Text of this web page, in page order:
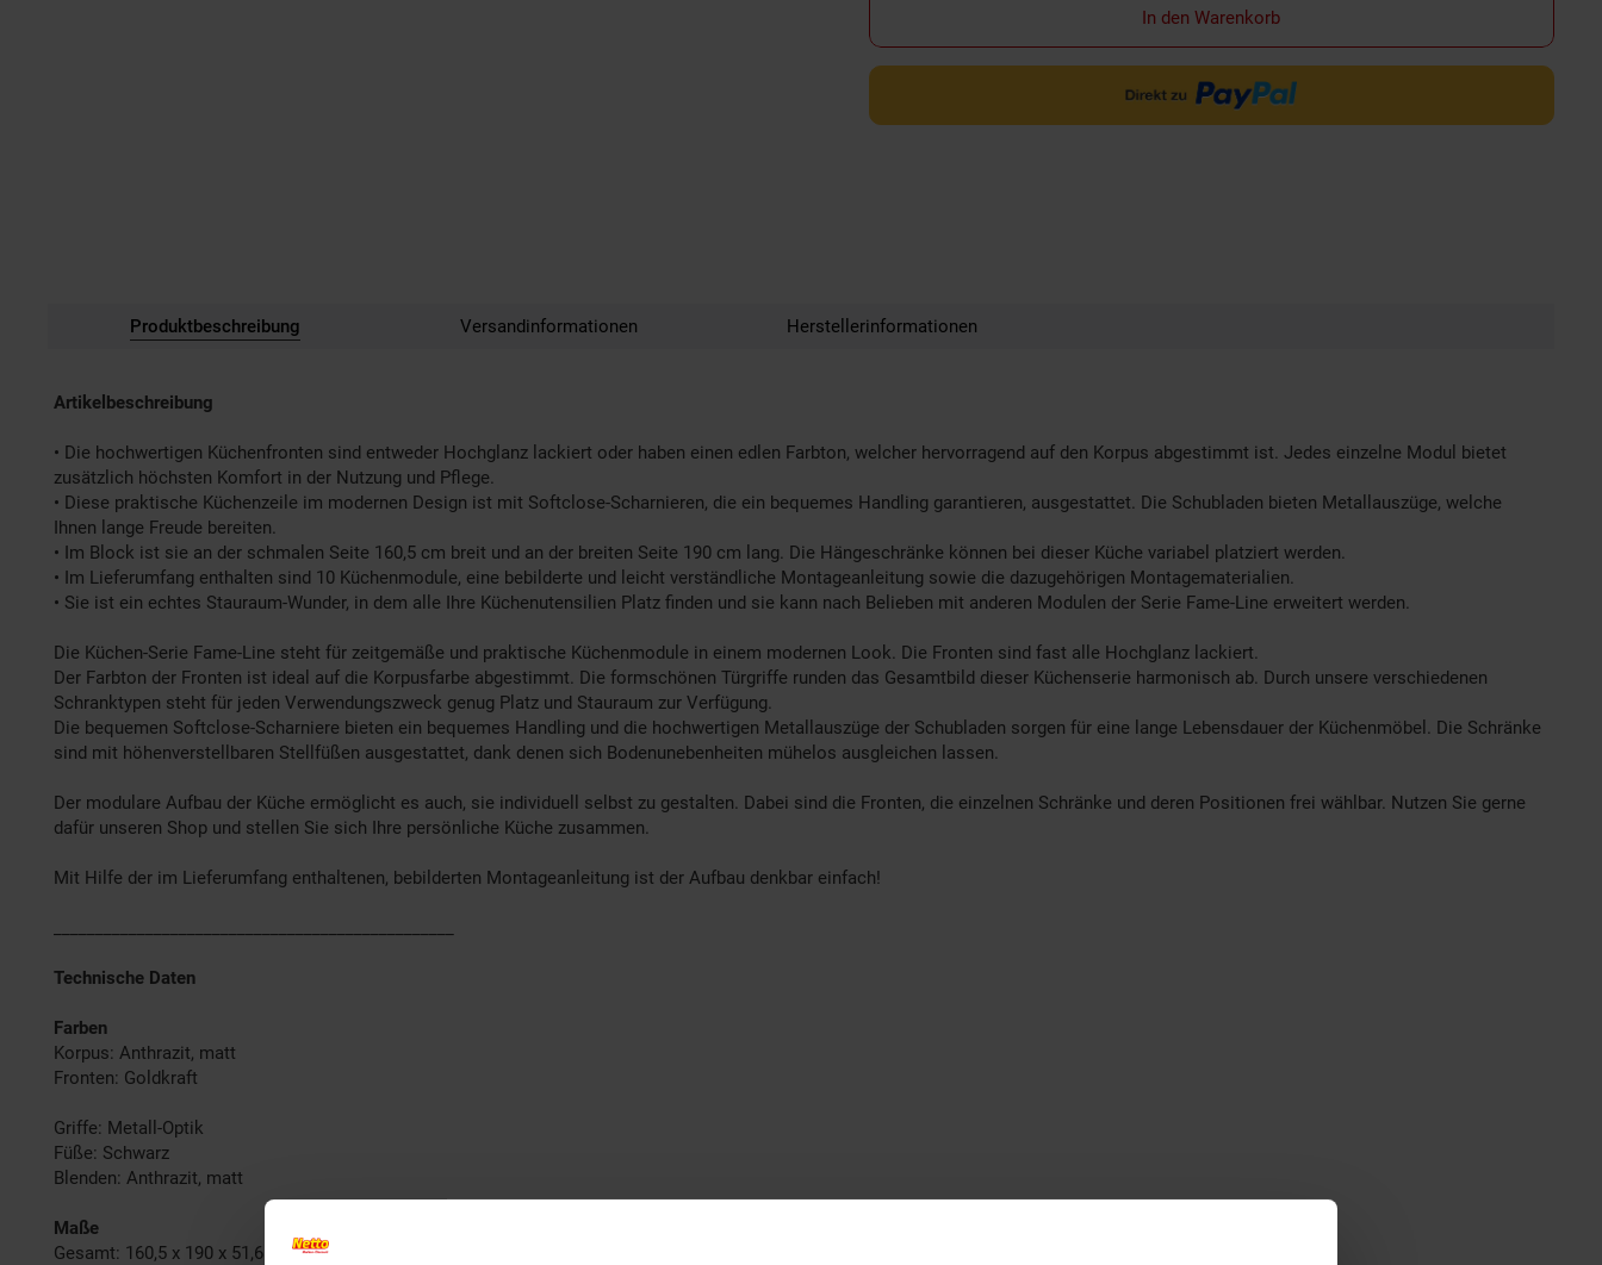
In den Warenkorb
Produktbeschreibung Versandinformationen Herstellerinformationen
Artikelbeschreibung
• Die hochwertigen Küchenfronten sind entweder Hochglanz lackiert oder haben einen edlen Farbton, welcher hervorragend auf den Korpus abgestimmt ist. Jedes einzelne Modul bietet
zusätzlich höchsten Komfort in der Nutzung und Pflege.
• Diese praktische Küchenzeile im modernen Design ist mit Softclose-Scharnieren, die ein bequemes Handling garantieren, ausgestattet. Die Schubladen bieten Metallauszüge, welche
Ihnen lange Freude bereiten.
• Im Block ist sie an der schmalen Seite 160,5 cm breit und an der breiten Seite 190 cm lang. Die Hängeschränke können bei dieser Küche variabel platziert werden.
• Im Lieferumfang enthalten sind 10 Küchenmodule, eine bebilderte und leicht verständliche Montageanleitung sowie die dazugehörigen Montagematerialien.
• Sie ist ein echtes Stauraum-Wunder, in dem alle Ihre Küchenutensilien Platz finden und sie kann nach Belieben mit anderen Modulen der Serie Fame-Line erweitert werden.
Die Küchen-Serie Fame-Line steht für zeitgemäße und praktische Küchenmodule in einem modernen Look. Die Fronten sind fast alle Hochglanz lackiert.
Der Farbton der Fronten ist ideal auf die Korpusfarbe abgestimmt. Die formschönen Türgriffe runden das Gesamtbild dieser Küchenserie harmonisch ab. Durch unsere verschiedenen
Schranktypen steht für jeden Verwendungszweck genug Platz und Stauraum zur Verfügung.
Die bequemen Softclose-Scharniere bieten ein bequemes Handling und die hochwertigen Metallauszüge der Schubladen sorgen für eine lange Lebensdauer der Küchenmöbel. Die Schränke
sind mit höhenverstellbaren Stellfüßen ausgestattet, dank denen sich Bodenunebenheiten mühelos ausgleichen lassen.
Der modulare Aufbau der Küche ermöglicht es auch, sie individuell selbst zu gestalten. Dabei sind die Fronten, die einzelnen Schränke und deren Positionen frei wählbar. Nutzen Sie gerne
dafür unseren Shop und stellen Sie sich Ihre persönliche Küche zusammen.
Mit Hilfe der im Lieferumfang enthaltenen, bebilderten Montageanleitung ist der Aufbau denkbar einfach!
Technische Daten
Farben
Korpus: Anthrazit, matt
Fronten: Goldkraft
Griffe: Metall-Optik
Füße: Schwarz
Blenden: Anthrazit, matt
Maße
Gesamt: 160,5 x 190 x 51,6 cm (BxLxT)